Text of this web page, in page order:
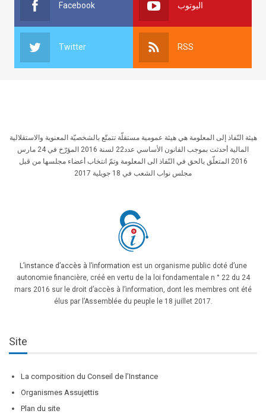
Facebook اليوتوب
Twitter RSS
هيئة النّفاذ إلى المعلومة هي هيئة عمومية مستقلّة تتمتّع بالشخصيّة المعنوية والاستقلالية
المالية أحدثت بموجب القانون الأساسي عدد22 لسنة 2016 المؤرّخ في 24 مارس
2016 المتعلّق بالحق في النّفاذ الى المعلومة وتمّ انتخاب أعضاء مجلسها من قبل
مجلس نواب الشعب في 18 جويلية 2017
L’instance d’accès à l’information est un organisme public doté d’une
autonomie financière, créé en vertu de la loi fondamentale n ° 22 du 24
mars 2016 sur le droit d’accès à l’information, dont les membres ont été
élus par l’Assemblée du peuple le 18 juillet 2017.
Site
La composition du Conseil de l’Instance
Organismes Assujettis
Plan du site